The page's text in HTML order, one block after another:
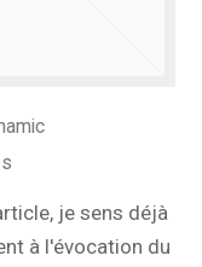
je sens déjà
à l'évocation du